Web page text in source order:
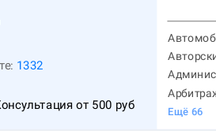
1332
от 500 руб Ещё 66